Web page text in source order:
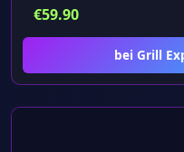
€59.90
bei Grill